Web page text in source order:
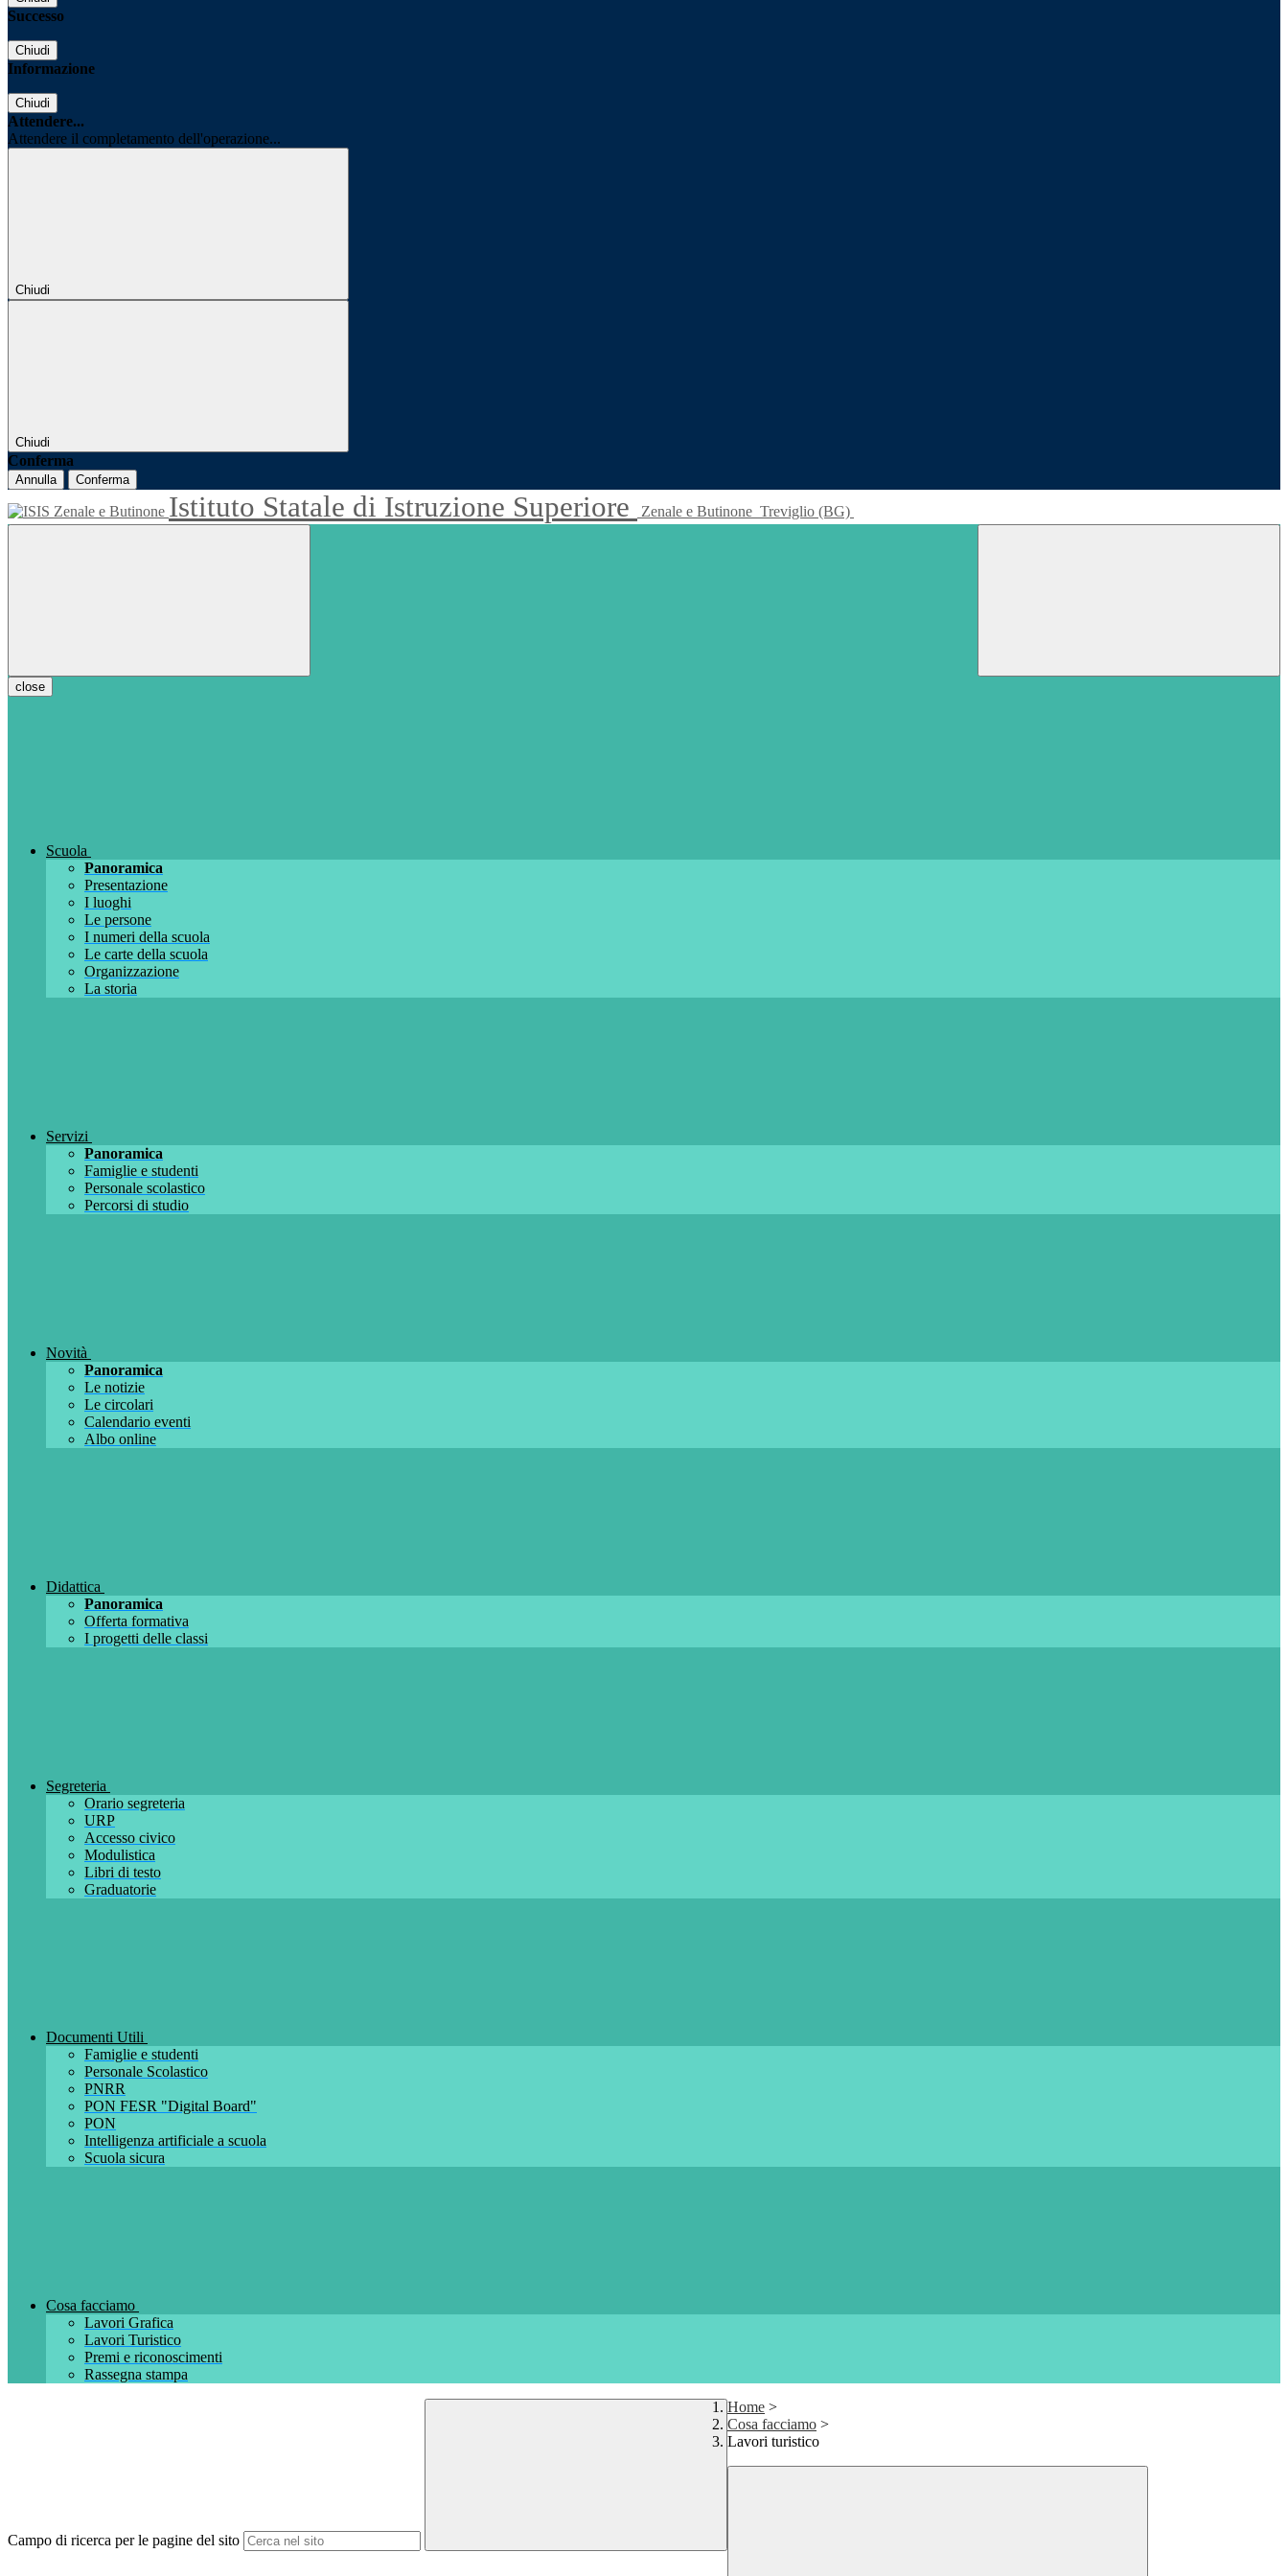
Successo
Chiudi
Informazione
Chiudi
Attendere...
Attendere il completamento dell'operazione...
Chiudi
Chiudi
Conferma
Annulla Conferma
Istituto Statale di Istruzione Superiore Zenale e Butinone Treviglio (BG)
close
Scuola
Panoramica
Presentazione
I luoghi
Le persone
I numeri della scuola
Le carte della scuola
Organizzazione
La storia
Servizi
Panoramica
Famiglie e studenti
Personale scolastico
Percorsi di studio
Novità
Panoramica
Le notizie
Le circolari
Calendario eventi
Albo online
Didattica
Panoramica
Offerta formativa
I progetti delle classi
Segreteria
Orario segreteria
URP
Accesso civico
Modulistica
Libri di testo
Graduatorie
Documenti Utili
Famiglie e studenti
Personale Scolastico
PNRR
PON FESR "Digital Board"
PON
Intelligenza artificiale a scuola
Scuola sicura
Cosa facciamo
Lavori Grafica
Lavori Turistico
Premi e riconoscimenti
Rassegna stampa
Campo di ricerca per le pagine del sito
Home >
Cosa facciamo >
Lavori turistico